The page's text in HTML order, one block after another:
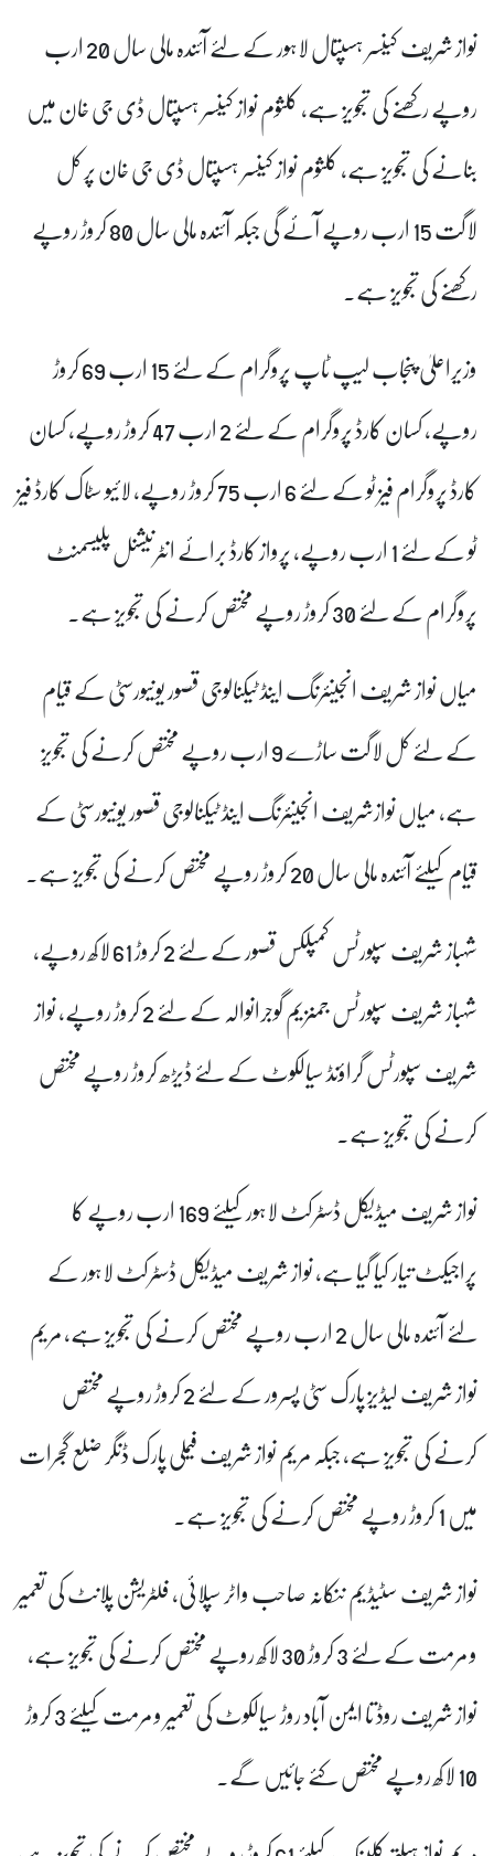
نواز شریف کینسر ہسپتال لاہور کے لئے آئندہ مالی سال 20 ارب
روپے رکھنے کی تجویز ہے، کلثوم نواز کینسر ہسپتال ڈی جی خان میں
بنانے کی تجویز ہے، کلثوم نواز کینسر ہسپتال ڈی جی خان پر کل
لاگت 15 ارب روپے آئے گی جبکہ آئندہ مالی سال 80 کروڑ روپے
رکھنے کی تجویز ہے۔
وزیراعلیٰ پنجاب لیپ ٹاپ پروگرام کے لئے 15 ارب 69 کروڑ
روپے، کسان کارڈ پروگرام کے لئے 2 ارب 47 کروڑ روپے، کسان
کارڈ پروگرام فیز ٹو کے لئے 6 ارب 75 کروڑ روپے، لائیو سٹاک کارڈ فیز
ٹو کے لئے 1 ارب روپے، پرواز کارڈ برائے انٹرنیشنل پلیسمنٹ
پروگرام کے لئے 30 کروڑ روپے مختص کرنے کی تجویز ہے۔
میاں نواز شریف انجینئرنگ اینڈ ٹیکنالوجی قصور یونیورسٹی کے قیام
کے لئے کل لاگت ساڑے 9 ارب روپے مختص کرنے کی تجویز
ہے، میاں نوازشریف انجینئرنگ اینڈ ٹیکنالوجی قصور یونیورسٹی کے
قیام کیلئے آئندہ مالی سال 20 کروڑ روپے مختص کرنے کی تجویز ہے۔
شہباز شریف سپورٹس کمپلکس قصور کے لئے 2 کروڑ 61 لاکھ روپے،
شہباز شریف سپورٹس جمنزیم گوجرانوالہ کے لئے 2 کروڑ روپے، نواز
شریف سپورٹس گراؤنڈ سیالکوٹ کے لئے ڈیڑھ کروڑ روپے مختص
کرنے کی تجویز ہے۔
نواز شریف میڈیکل ڈسٹرکٹ لاہور کیلئے 169 ارب روپے کا
پراجیکٹ تیار کیا گیا ہے، نواز شریف میڈیکل ڈسٹرکٹ لاہور کے
لئے آئندہ مالی سال 2 ارب روپے مختص کرنے کی تجویز ہے، مریم
نواز شریف لیڈیز پارک سٹی پسرور کے لئے 2 کروڑ روپے مختص
کرنے کی تجویز ہے، جبکہ مریم نواز شریف فیملی پارک ڈنگر ضلع گجرات
میں 1 کروڑ روپے مختص کرنے کی تجویز ہے۔
نواز شریف سٹیڈیم ننکانہ صاحب واٹر سپلائی، فلٹریشن پلانٹ کی تعمیر
و مرمت کے لئے 3 کروڑ 30 لاکھ روپے مختص کرنے کی تجویز ہے،
نواز شریف روڈ تا ایمن آباد روڑ سیالکوٹ کی تعمیر و مرمت کیلئے 3 کروڑ
10 لاکھ روپے مختص کئے جائیں گے۔